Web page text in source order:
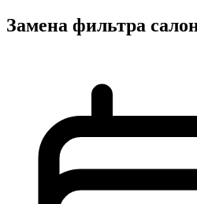
Замена фильтра